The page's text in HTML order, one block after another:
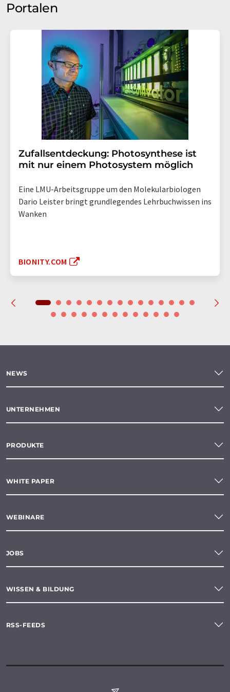
Portalen
Zufallsentdeckung: Photosynthese ist
mit nur einem Photosystem möglich
Eine LMU-Arbeitsgruppe um den Molekularbiologen
Dario Leister bringt grundlegendes Lehrbuchwissen ins
Wanken
BIONITY.COM
NEWS
UNTERNEHMEN
PRODUKTE
WHITE PAPER
WEBINARE
JOBS
WISSEN & BILDUNG
RSS-FEEDS